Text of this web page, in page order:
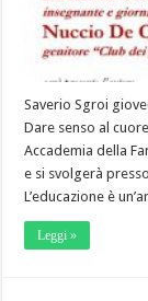
Saverio Sgroi
Dare senso al
Accademia della
e si svolgerà
L’educazione è
Leggi »